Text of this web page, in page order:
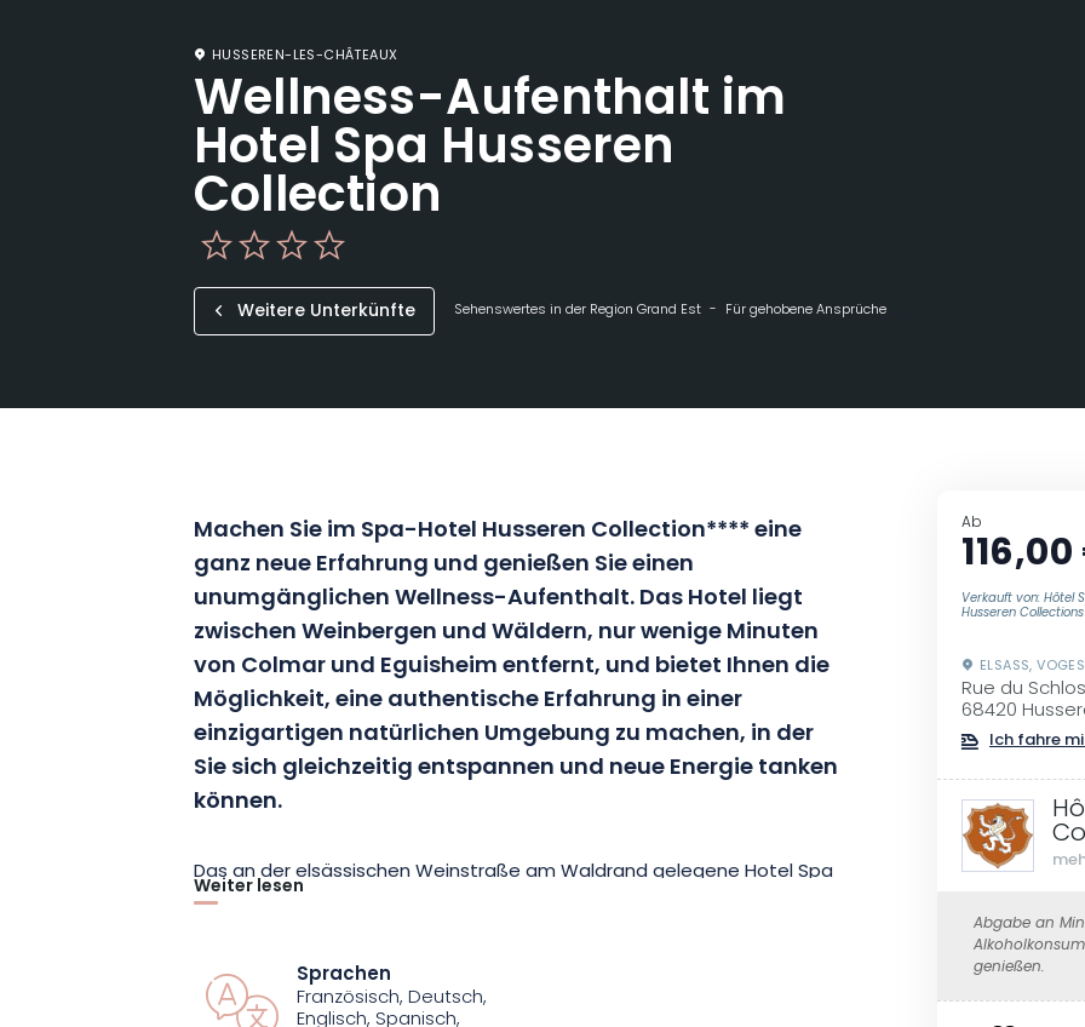
HUSSEREN-LES-CHÂTEAUX
Wellness-Aufenthalt im
Hotel Spa Husseren
Collection
Weitere Unterkünfte Sehenswertes in der Region Grand Est Für gehobene Ansprüche
Machen Sie im Spa-Hotel Husseren Collection**** eine
ganz neue Erfahrung und genießen Sie einen
unumgänglichen Wellness-Aufenthalt. Das Hotel liegt
zwischen Weinbergen und Wäldern, nur wenige Minuten
von Colmar und Eguisheim entfernt, und bietet Ihnen die
Möglichkeit, eine authentische Erfahrung in einer
einzigartigen natürlichen Umgebung zu machen, in der
Sie sich gleichzeitig entspannen und neue Energie tanken
können.
Das an der elsässischen Weinstraße am Waldrand gelegene Hotel Spa
Husseren Collection bietet Ihnen seine wunderschönen, nach Süden
Aufenthalt so angenehm wie möglich zu gestalten. Die 74 Zimmer und
Suiten verfügen über einen Highspeed-Internetzugang und einen
Weiter lesen
Sprachen
Französisch, Deutsch,
Englisch, Spanisch,
Ab
Verkauft von: Hôtel
Husseren Collections
ELSASS,
Rue du
68420
Ich fahre
Abgabe an
genießen.